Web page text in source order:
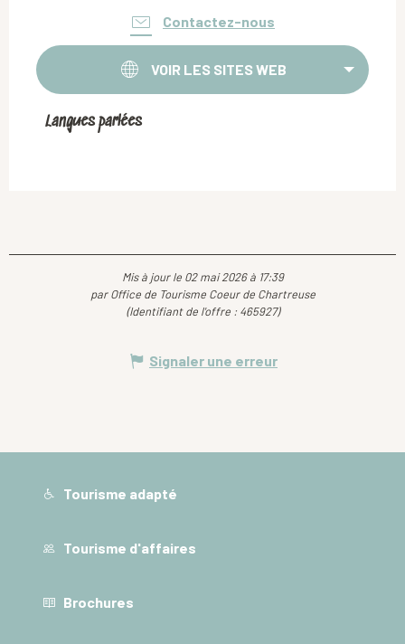
Contactez-nous
VOIR LES SITES WEB
Langues parlées
Langues parlées
Mis à jour le 02 mai 2026 à 17:39
par Office de Tourisme Coeur de Chartreuse
(Identifiant de l'offre : 465927)
Signaler une erreur
Tourisme adapté
Tourisme d'affaires
Brochures